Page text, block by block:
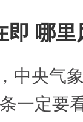
即 哪
中央气
一定要